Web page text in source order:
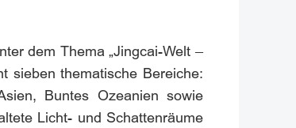
dem Thema „Jingcai-Welt –
sieben thematische Bereiche:
Buntes Ozeanien sowie
Licht- und Schattenräume